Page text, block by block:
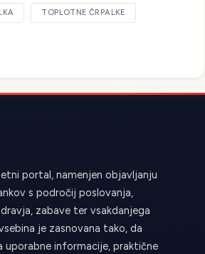
TOPLOTNE ČRPALKE
portal, namenjen objavljanju
s področij poslovanja,
zabave ter vsakdanjega
je zasnovana tako, da
uporabne informacije, praktične